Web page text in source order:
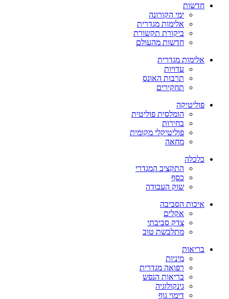
חדשות
ימי הקורונה
אלימות מגדרית
ביקורת תקשורת
חדשות מהעולם
אלימות מגדרית
עדויות
תרבות האונס
תחקירים
פוליטיקה
הומלסית פוליטית
בחירות
פוליטיקלי מקומית
מחאה
כלכלה
התקציב המגדרי
כסף
שוק העבודה
איכות הסביבה
אקלים
צדק סביבתי
מתלבשת טוב
בריאות
מיניות
רפואה מגדרית
בריאות הנפש
גינקולוגיה
דימוי גוף